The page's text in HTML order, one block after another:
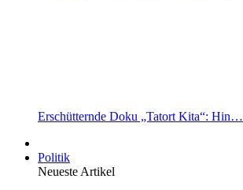
Erschütternde Doku „Tatort Kita“: Hin…
Politik
Neueste Artikel